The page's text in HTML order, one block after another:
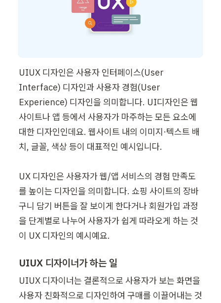
UIUX 디자인은 사용자 인터페이스(User
Interface) 디자인과 사용자 경험(User
Experience) 디자인을 의미합니다. UI디자인은 웹
사이트나 앱 등에서 사용자가 마주하는 모든 요소에
대한 디자인인데요. 웹사이트 내의 이미지·텍스트 배
치, 글꼴, 색상 등이 대표적인 예시입니다.
UX 디자인은 사용자가 웹/앱 서비스의 경험 만족도
를 높이는 디자인을 의미합니다. 쇼핑 사이트의 장바
구니 담기 버튼을 잘 보이게 한다거나 회원가입 과정
을 단계별로 나누어 사용자가 쉽게 따라오게 하는 것
이 UX 디자인의 예시예요.
UIUX 디자이너가 하는 일
UIUX 디자이너는 결론적으로 사용자가 보는 화면을
사용자 친화적으로 디자인하여 구매를 이끌어내는 것